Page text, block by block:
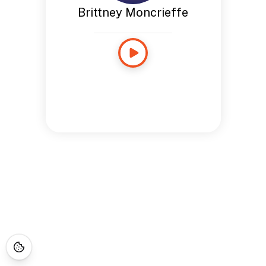
Brittney Moncrieffe